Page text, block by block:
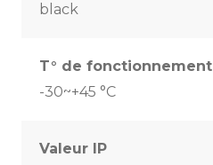
black
T° de fonctionnement
-30~+45 °C
Valeur IP